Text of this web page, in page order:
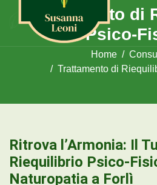
Trattamento di
Psico-
Home
Trattamento di
Ritrova l’Armonia: Il
Riequilibrio Psico-
Naturopatia a Forlì